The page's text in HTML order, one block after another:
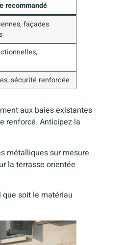
recommandé
façades
sécurité renforcée
aux baies existantes
renforcé. Anticipez la
métalliques sur mesure
la terrasse orientée
que soit le matériau